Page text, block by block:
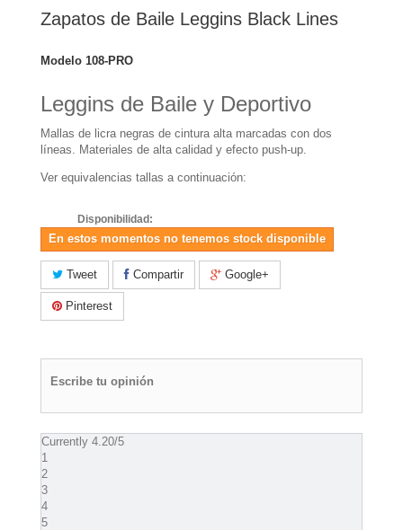
Zapatos de Baile Leggins Black Lines
Modelo 108-PRO
Leggins de Baile y Deportivo
Mallas de licra negras de cintura alta marcadas con dos
líneas. Materiales de alta calidad y efecto push-up.
Ver equivalencias tallas a continuación:
Disponibilidad:
En estos momentos no tenemos stock disponible
Tweet Compartir Google+
Pinterest
Escribe tu opinión
Currently 4.20/5
1
2
3
4
5